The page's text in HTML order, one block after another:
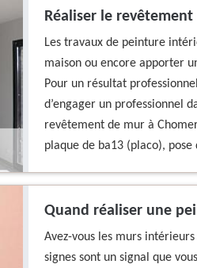
Réaliser le
Les travaux de peinture
maison ou encore apporter
Pour un résultat
d’engager un professionnel
revêtement de mur à
plaque de ba13 (placo), pose
Quand réaliser une
Avez-vous les murs
signes sont un signal que